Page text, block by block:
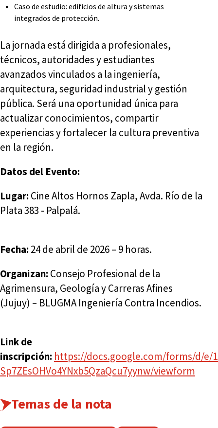
Caso de estudio: edificios de altura y sistemas
integrados de protección.
La jornada está dirigida a profesionales,
técnicos, autoridades y estudiantes
avanzados vinculados a la ingeniería,
arquitectura, seguridad industrial y gestión
pública. Será una oportunidad única para
actualizar conocimientos, compartir
experiencias y fortalecer la cultura preventiva
en la región.
Datos del Evento:
Lugar: Cine Altos Hornos Zapla, Avda. Río de la
Plata 383 - Palpalá.
Fecha: 24 de abril de 2026 – 9 horas.
Organizan: Consejo Profesional de la
Agrimensura, Geología y Carreras Afines
(Jujuy) – BLUGMA Ingeniería Contra Incendios.
Link de
inscripción: https://docs.google.com/forms/d/e/
Sp7ZEsOHVo4YNxb5QzaQcu7yynw/viewform
Temas de la nota